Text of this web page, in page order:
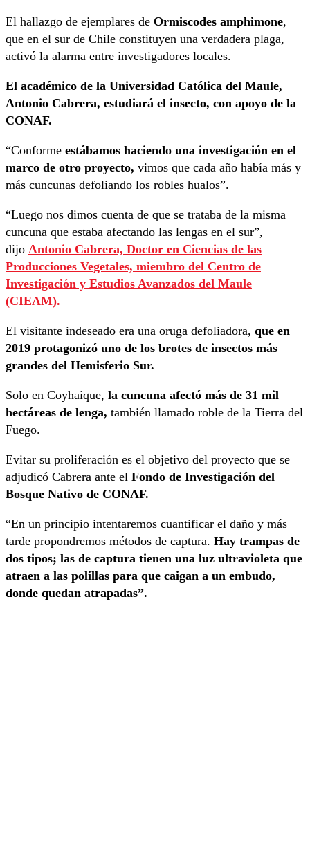
El hallazgo de ejemplares de Ormiscodes amphimone,
que en el sur de Chile constituyen una verdadera plaga,
activó la alarma entre investigadores locales.
El académico de la Universidad Católica del Maule,
Antonio Cabrera, estudiará el insecto, con apoyo de la
CONAF.
“Conforme estábamos haciendo una investigación en el
marco de otro proyecto, vimos que cada año había más y
más cuncunas defoliando los robles hualos”.
“Luego nos dimos cuenta de que se trataba de la misma
cuncuna que estaba afectando las lengas en el sur”,
dijo Antonio Cabrera, Doctor en Ciencias de las
Producciones Vegetales, miembro del Centro de
Investigación y Estudios Avanzados del Maule
(CIEAM).
El visitante indeseado era una oruga defoliadora, que en
2019 protagonizó uno de los brotes de insectos más
grandes del Hemisferio Sur.
Solo en Coyhaique, la cuncuna afectó más de 31 mil
hectáreas de lenga, también llamado roble de la Tierra del
Fuego.
Evitar su proliferación es el objetivo del proyecto que se
adjudicó Cabrera ante el Fondo de Investigación del
Bosque Nativo de CONAF.
“En un principio intentaremos cuantificar el daño y más
tarde propondremos métodos de captura. Hay trampas de
dos tipos; las de captura tienen una luz ultravioleta que
atraen a las polillas para que caigan a un embudo,
donde quedan atrapadas”.